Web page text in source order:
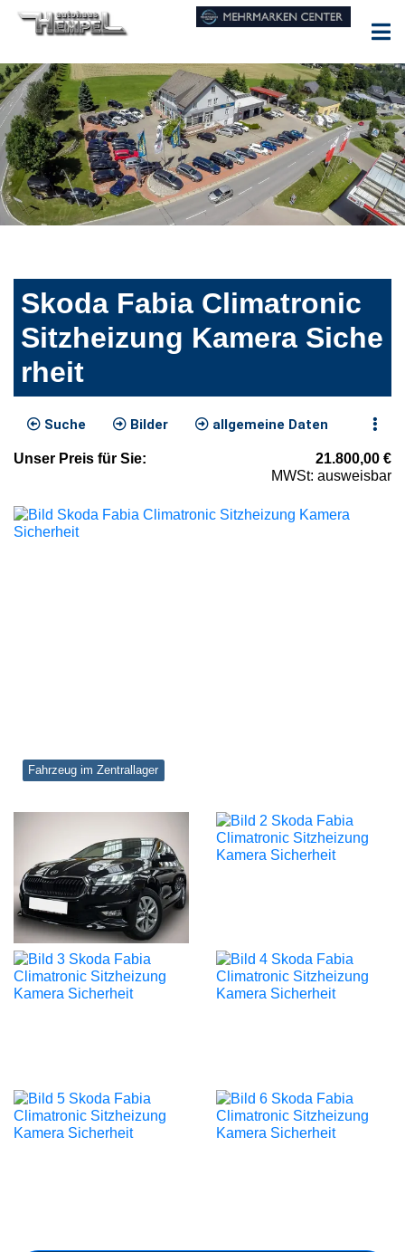
Skoda Fabia Climatronic
Sitzheizung Kamera Siche
rheit
Suche Bilder allgemeine Daten
Unser Preis für Sie: 21.800,00 €
MWSt: ausweisbar
Fahrzeug im Zentrallager